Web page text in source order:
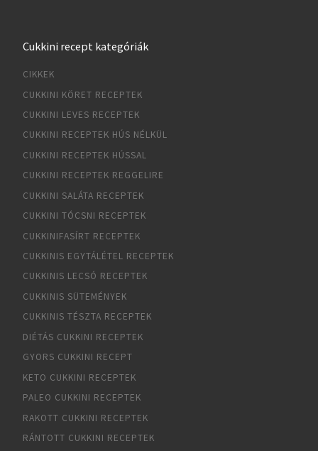
Cukkini recept kategóriák
CIKKEK
CUKKINI KÖRET RECEPTEK
CUKKINI LEVES RECEPTEK
CUKKINI RECEPTEK HÚS NÉLKÜL
CUKKINI RECEPTEK HÚSSAL
CUKKINI RECEPTEK REGGELIRE
CUKKINI SALÁTA RECEPTEK
CUKKINI TÓCSNI RECEPTEK
CUKKINIFASÍRT RECEPTEK
CUKKINIS EGYTÁLÉTEL RECEPTEK
CUKKINIS LECSÓ RECEPTEK
CUKKINIS SÜTEMÉNYEK
CUKKINIS TÉSZTA RECEPTEK
DIÉTÁS CUKKINI RECEPTEK
GYORS CUKKINI RECEPT
KETO CUKKINI RECEPTEK
PALEO CUKKINI RECEPTEK
RAKOTT CUKKINI RECEPTEK
RÁNTOTT CUKKINI RECEPTEK